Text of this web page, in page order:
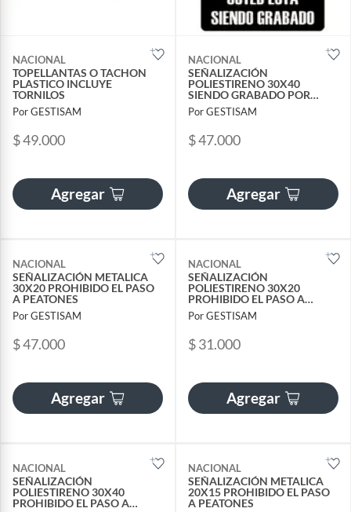
NACIONAL
TOPELLANTAS O TACHON
PLASTICO INCLUYE
TORNILOS
Por GESTISAM
$ 49.000
Agregar
NACIONAL
SEÑALIZACIÓN
POLIESTIRENO 30X40
SIENDO GRABADO POR
CAMARAS
Por GESTISAM
$ 47.000
Agregar
NACIONAL
SEÑALIZACIÓN METALICA
30X20 PROHIBIDO EL PASO
A PEATONES
Por GESTISAM
$ 47.000
Agregar
NACIONAL
SEÑALIZACIÓN
POLIESTIRENO 30X20
PROHIBIDO EL PASO A
PEATONES
Por GESTISAM
$ 31.000
Agregar
NACIONAL
SEÑALIZACIÓN
POLIESTIRENO 30X40
PROHIBIDO EL PASO A
NACIONAL
SEÑALIZACIÓN METALICA
20X15 PROHIBIDO EL PASO
A PEATONES